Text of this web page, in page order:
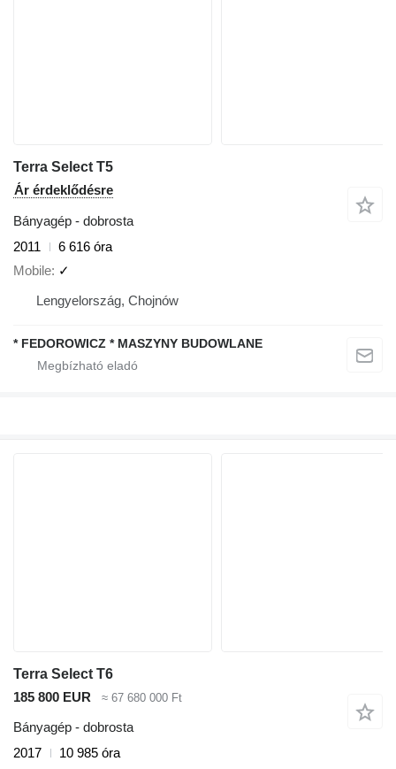
Terra Select T5
Ár érdeklődésre
Bányagép - dobrosta
2011
6 616 óra
Mobile ✓
Lengyelország, Chojnów
* FEDOROWICZ * MASZYNY BUDOWLANE
Terra Select T6
185 800 EUR
≈ 67 680 000 Ft
Bányagép - dobrosta
2017
10 985 óra